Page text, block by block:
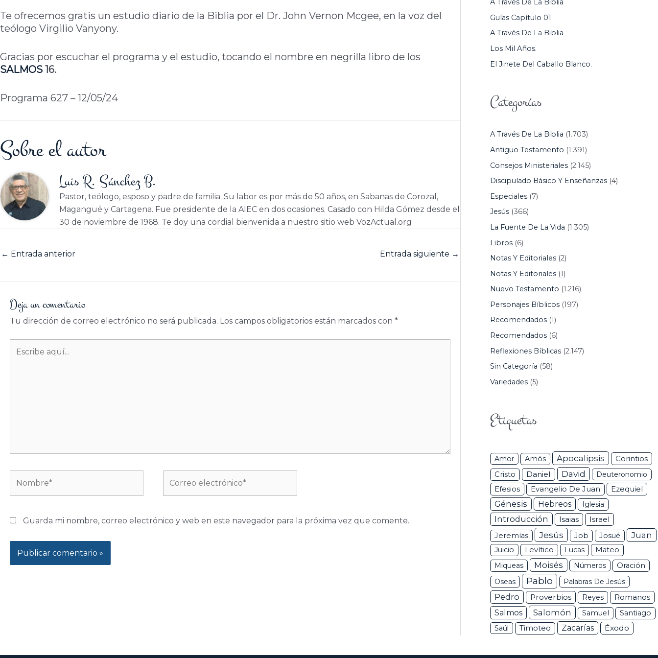
Te ofrecemos gratis un estudio diario de la Biblia por el Dr. John Vernon Mcgee, en la voz del
teólogo Virgilio Vanyony.
Gracias por escuchar el programa y el estudio, tocando el nombre en negrilla libro de los
SALMOS 16.
Programa 627 – 12/05/24
Sobre el autor
Luis R. Sánchez B.
Pastor, teólogo, esposo y padre de familia. Su labor es por más de 50 años, en Sabanas de Corozal,
Magangué y Cartagena. Fue presidente de la AIEC en dos ocasiones. Casado con Hilda Gómez desde el
30 de noviembre de 1968. Te doy una cordial bienvenida a nuestro sitio web VozActual.org
← Entrada anterior Entrada siguiente →
Deja un comentario
Tu dirección de correo electrónico no será publicada. Los campos obligatorios están marcados con *
aquí...
electrónico*
Guarda mi nombre, correo electrónico y web en este navegador para la próxima vez que comente.
R
:
A Través De La Biblia
Guías Capítulo 01
A Través De La Biblia
Los Mil Años.
El Jinete Del Caballo Blanco.
Categorías
A Través De La Biblia (1.703)
Antiguo Testamento (1.391)
Consejos Ministeriales(2.145)
Discipulado Básico Y Enseñanzas(4)
Especiales(7)
Jesús(366)
La Fuente De La Vida (1.305)
Libros(6)
Notas Y Editoriales(2)
Notas Y Editoriales(1)
Nuevo Testamento (1.216)
Personajes Bíblicos(197)
Recomendados(1)
Recomendados(6)
Reflexiones Bíblicas(2.147)
Sin Categoría (58)
Variedades(5)
Etiquetas
Amor Amós Apocalipsis Corintios
Cristo Daniel David Deuteronomio
Efesios Evangelio De Juan Ezequiel
Génesis Hebreos Iglesia
Introducción Isaias Israel
Jeremías Jesús Job Josué Juan
Juicio Levítico Lucas
Mateo
Miqueas
Moisés Números
Oración
Oseas
Pablo Palabras De Jesús
Pedro Proverbios Reyes
Romanos
Salmos
Salomón Samuel
Santiago
Saúl
Timoteo Zacarías Éxodo